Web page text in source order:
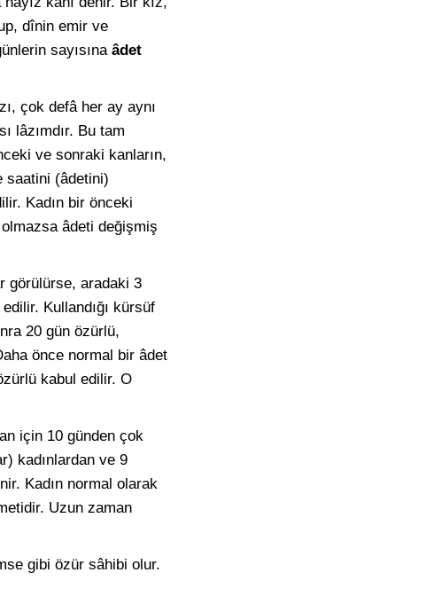
dînin emir ve
sayısına âdet
çok defâ her ay aynı
lâzımdır. Bu tam
ve sonraki kanların,
saatini (âdetini)
Kadın bir önceki
olmazsa âdeti değişmiş
görülürse, aradaki 3
Kullandığı kürsüf
20 gün özürlü,
önce normal bir âdet
kabul edilir. O
için 10 günden çok
kadınlardan ve 9
Kadın normal olarak
Uzun zaman
gibi özür sâhibi olur.